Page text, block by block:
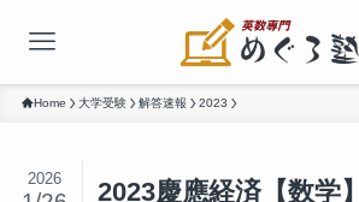
Home 大学受験 解答速報 2023
2023慶應経済【数学
2026